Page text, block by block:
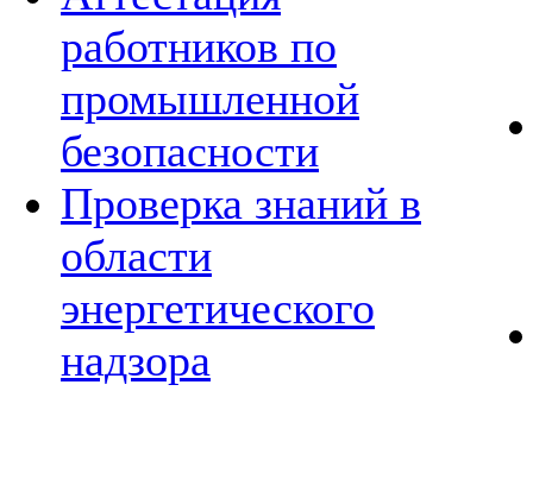
работников по
промышленной
безопасности
Проверка знаний в
области
энергетического
надзора